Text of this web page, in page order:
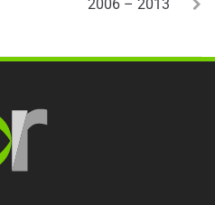
2006 – 2013